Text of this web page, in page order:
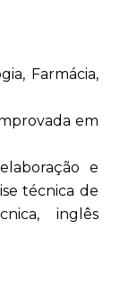
Farmácia,
em
e
técnica de
inglês